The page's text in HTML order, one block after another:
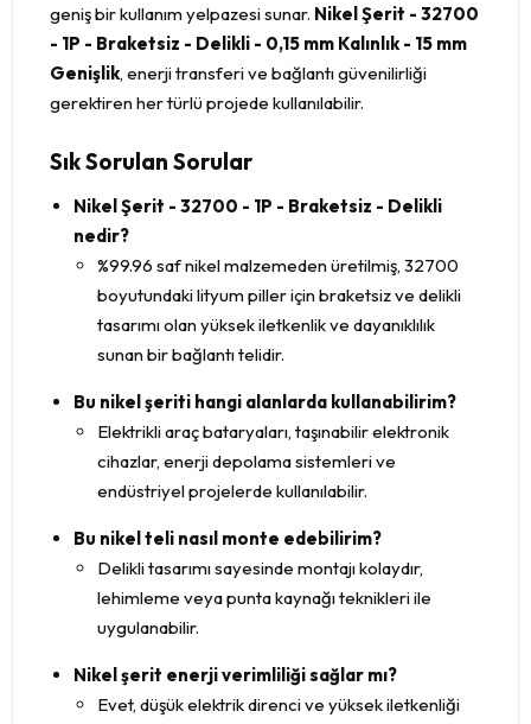
geniş bir kullanım yelpazesi sunar. Nikel Şerit - 32700
- 1P - Braketsiz - Delikli - 0,15 mm Kalınlık - 15 mm
Genişlik, enerji transferi ve bağlantı güvenilirliği
gerektiren her türlü projede kullanılabilir.
Sık Sorulan Sorular
Nikel Şerit - 32700 - 1P - Braketsiz - Delikli
nedir?
%99.96 saf nikel malzemeden üretilmiş, 32700
boyutundaki lityum piller için braketsiz ve delikli
tasarımı olan yüksek iletkenlik ve dayanıklılık
sunan bir bağlantı telidir.
Bu nikel şeriti hangi alanlarda kullanabilirim?
Elektrikli araç bataryaları, taşınabilir elektronik
cihazlar, enerji depolama sistemleri ve
endüstriyel projelerde kullanılabilir.
Bu nikel teli nasıl monte edebilirim?
Delikli tasarımı sayesinde montajı kolaydır,
lehimleme veya punta kaynağı teknikleri ile
uygulanabilir.
Nikel şerit enerji verimliliği sağlar mı?
Evet, düşük elektrik direnci ve yüksek iletkenliği